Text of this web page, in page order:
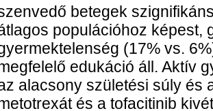
betegek
populációhoz képest,
(17% vs.
edukáció áll. Aktív
alacsony születési súly és
és a tofacitinib